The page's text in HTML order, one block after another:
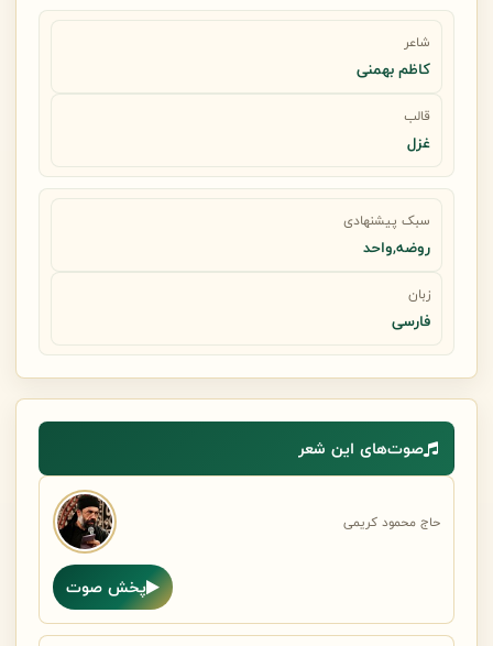
شاعر
کاظم بهمنی
قالب
غزل
سبک پیشنهادی
روضه,واحد
زبان
فارسی
صوت‌های این شعر
حاج محمود کریمی
پخش صوت